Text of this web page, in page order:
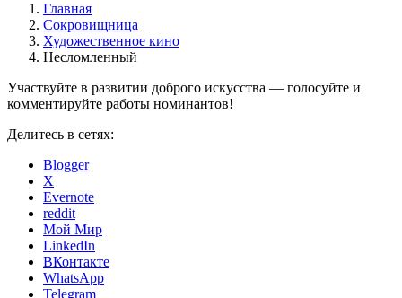
Главная
Сокровищница
Художественное кино
Несломленный
Участвуйте в развитии доброго искусства — голосуйте и
комментируйте работы номинантов!
Делитесь в сетях:
Blogger
X
Evernote
reddit
Мой Мир
LinkedIn
ВКонтакте
WhatsApp
Telegram